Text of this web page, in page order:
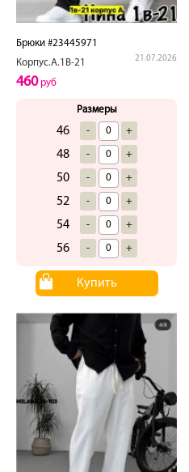
Брюки #23445971
Корпус.А.1В-21
21.07.2026
460руб
Размеры
46 - +
48 - +
50 - +
52 - +
54 - +
56 - +
Купить